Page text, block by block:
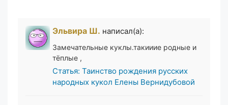
Эльвира Ш. написал(а):
Замечательные куклы.такииие родные и
тёплые ,
Статья: Таинство рождения русских
народных кукол Елены Вернидубовой